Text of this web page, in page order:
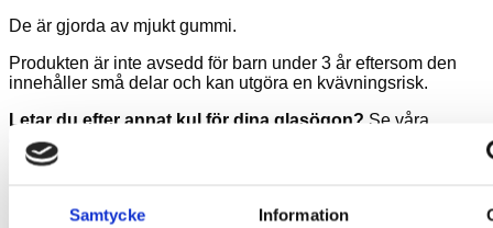
Samtycke Information
De är gjorda av mjukt gummi.
Produkten är inte avsedd för barn under 3 år eftersom den
innehåller små delar och kan utgöra en kvävningsrisk.
Letar du efter annat kul för dina glasögon? Se våra
glasögonhållare